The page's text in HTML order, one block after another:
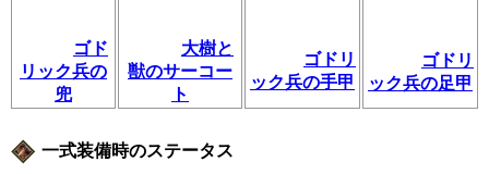
ゴド
リック兵の
兜
大樹と
獣のサーコー
ト
ゴドリ
ック兵の手甲
ゴドリ
ック兵の足甲
一式装備時のステータス